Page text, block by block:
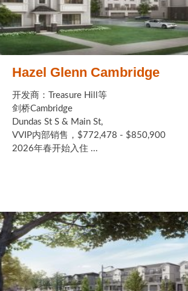
Hazel Glenn Cambridge
开发商：Treasure Hill等
剑桥Cambridge
Dundas St S & Main St,
VVIP内部销售，$772,478 - $850,900
2026年春开始入住 ...